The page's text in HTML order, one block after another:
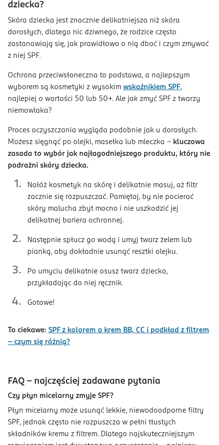
dziecka?
Skóra dziecka jest znacznie delikatniejsza niż skóra
dorosłych, dlatego nic dziwnego, że rodzice często
zastanawiają się, jak prawidłowo o nią dbać i czym zmywać
z niej SPF.
Ochrona przeciwsłoneczna to podstawa, a najlepszym
wyborem są kosmetyki z wysokim wskaźnikiem SPF,
najlepiej o wartości 50 lub 50+. Ale jak zmyć SPF z twarzy
niemowlaka?
Proces oczyszczania wygląda podobnie jak u dorosłych.
Możesz sięgnąć po olejki, masełka lub mleczka – kluczowa
zasada to wybór jak najłagodniejszego produktu, który nie
podrażni skóry dziecka.
Nałóż kosmetyk na skórę i delikatnie masuj, aż filtr
zacznie się rozpuszczać. Pamiętaj, by nie pocierać
skóry malucha zbyt mocno i nie uszkodzić jej
delikatnej bariera ochronnej.
Następnie spłucz go wodą i umyj twarz żelem lub
pianką, aby dokładnie usunąć resztki olejku.
Po umyciu delikatnie osusz twarz dziecka,
przykładając do niej ręcznik.
Gotowe!
To ciekawe: SPF z kolorem a krem BB, CC i podkład z filtrem
– czym się różnią?
FAQ - najczęściej zadawane pytania
Czy płyn micelarny zmyje SPF?
Płyn micelarny może usunąć lekkie, niewodoodporne filtry
SPF, jednak często nie rozpuszcza w pełni tłustych
składników kremu z filtrem. Dlatego najskuteczniejszym